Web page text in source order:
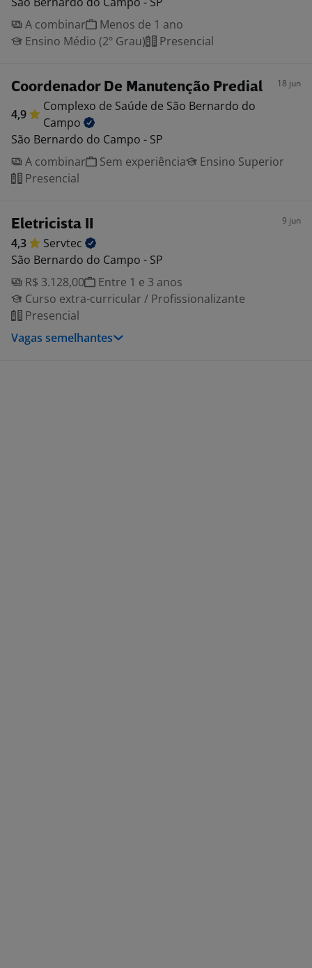
A combinar
Menos de 1 ano
Ensino Médio (2º Grau)
Presencial
Coordenador De Manutenção Predial 18 jun
4,9
Complexo de Saúde de São Bernardo do
Campo
São Bernardo do Campo - SP
A combinar
Sem experiência
Ensino Superior
Presencial
Eletricista II 9 jun
4,3
Servtec
São Bernardo do Campo - SP
R$ 3.128,00
Entre 1 e 3 anos
Curso extra-curricular / Profissionalizante
Presencial
Vagas semelhantes